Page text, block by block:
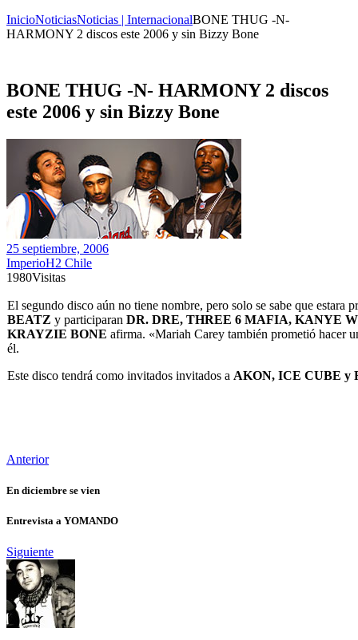
InicioNoticiasNoticias | InternacionalBONE THUG -N-
HARMONY 2 discos este 2006 y sin Bizzy Bone
BONE THUG -N- HARMONY 2 discos
este 2006 y sin Bizzy Bone
25 septiembre, 2006
ImperioH2 Chile
1980Visitas
El segundo disco aún no tiene nombre, pero solo se sabe que estara
BEATZ y participaran DR. DRE, THREE 6 MAFIA, KANYE
KRAYZIE BONE afirma. «Mariah Carey también prometió hacer
él.
Este disco tendrá como invitados invitados a AKON, ICE CUBE y
Anterior
En diciembre se vien
Entrevista a YOMANDO
Siguiente